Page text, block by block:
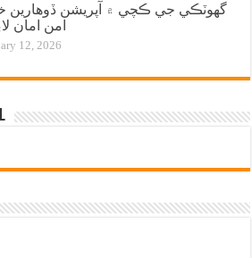
گهوٽڪي جي ڪچي ۾ آپريشن ڏوهارين
امن امان
12, 2026